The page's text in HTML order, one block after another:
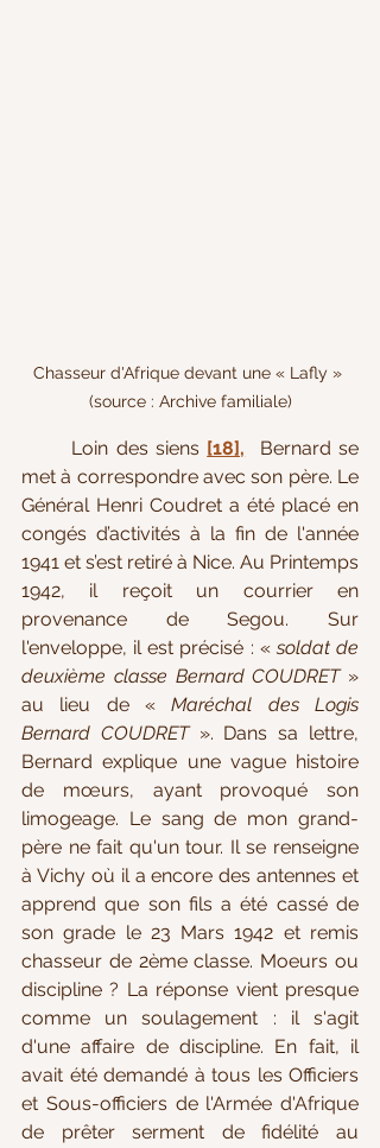
Chasseur d'Afrique devant une « Lafly »
(source : Archive familiale)
	Loin des siens
[18],
Bernard se
met à correspondre avec son père. Le
Général Henri Coudret a été placé en
congés d’activités à la fin de l'année
1941 et s’est retiré à Nice. Au Printemps
1942, il reçoit un courrier en
provenance de Segou. Sur
l'enveloppe, il est précisé : « soldat de
deuxième classe Bernard COUDRET »
au lieu de « Maréchal des Logis
Bernard COUDRET ». Dans sa lettre,
Bernard explique une vague histoire
de mœurs, ayant provoqué son
limogeage. Le sang de mon grand-
père ne fait qu'un tour. Il se renseigne
à Vichy où il a encore des antennes et
apprend que son fils a été cassé de
son grade le 23 Mars 1942 et remis
chasseur de 2ème classe. Moeurs ou
discipline ? La réponse vient presque
comme un soulagement : il s'agit
d'une affaire de discipline. En fait, il
avait été demandé à tous les Officiers
et Sous-officiers de l'Armée d'Afrique
de prêter serment de fidélité au